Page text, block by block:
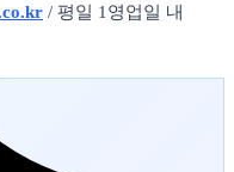
/ 평일 1영업일 내